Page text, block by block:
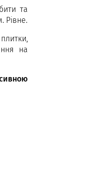
та
Рівне.
на